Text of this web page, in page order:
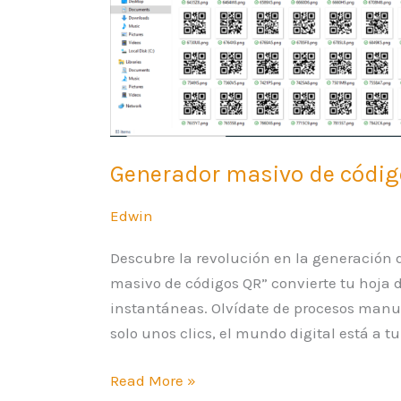
Generador masivo de
Edwin
Descubre la revolución en la generación
masivo de códigos QR” convierte tu
instantáneas. Olvídate de procesos
solo unos clics, el mundo digital está a
Read More »